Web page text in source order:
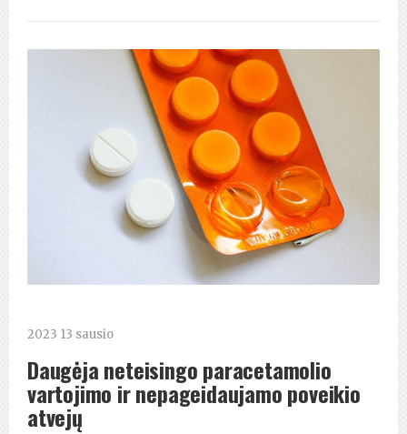
2023 13 sausio
Daugėja neteisingo paracetamolio
vartojimo ir nepageidaujamo poveikio
atvejų